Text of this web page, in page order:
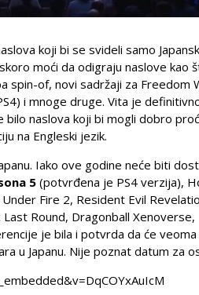
koji bi se svideli samo
moći da odigraju naslove kao
spin-of, novi sadržaji za Freedom
i mnoge druge. Vita je
naslova koji bi mogli dobro
na Engleski jezik.
Iako ove godine neće biti
5(potvrđena je PS4 verzija),
Fire 2, Resident Evil
Round, Dragonball
je bila i potvrda da će
u Japanu. Nije poznat datum za